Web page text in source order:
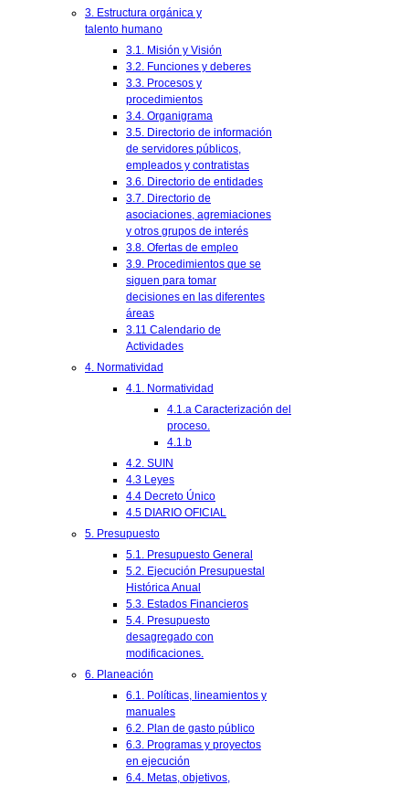
3. Estructura orgánica y
talento humano
3.1. Misión y Visión
3.2. Funciones y deberes
3.3. Procesos y
procedimientos
3.4. Organigrama
3.5. Directorio de información
de servidores públicos,
empleados y contratistas
3.6. Directorio de entidades
3.7. Directorio de
asociaciones, agremiaciones
y otros grupos de interés
3.8. Ofertas de empleo
3.9. Procedimientos que se
siguen para tomar
decisiones en las diferentes
áreas
3.11 Calendario de
Actividades
4. Normatividad
4.1. Normatividad
4.1.a Caracterización del
proceso.
4.1.b
4.2. SUIN
4.3 Leyes
4.4 Decreto Único
4.5 DIARIO OFICIAL
5. Presupuesto
5.1. Presupuesto General
5.2. Ejecución Presupuestal
Histórica Anual
5.3. Estados Financieros
5.4. Presupuesto
desagregado con
modificaciones.
6. Planeación
6.1. Políticas, lineamientos y
manuales
6.2. Plan de gasto público
6.3. Programas y proyectos
en ejecución
6.4. Metas, objetivos,